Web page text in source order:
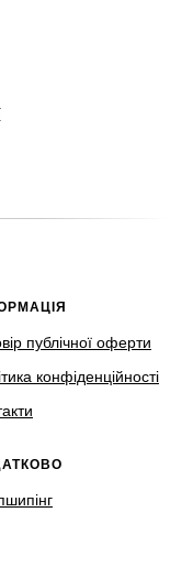
публічної оферти
конфіденційності